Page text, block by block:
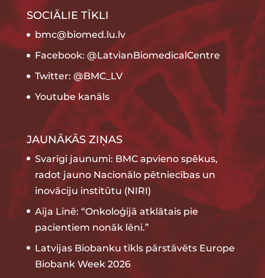
SOCIĀLIE TĪKLI
bmc@biomed.lu.lv
Facebook: @LatvianBiomedicalCentre
Twitter: @BMC_LV
Youtube kanāls
JAUNĀKĀS ZIŅAS
Svarīgi jaunumi: BMC apvieno spēkus,
radot jauno Nacionālo pētniecības un
inovāciju institūtu (NIRI)
Aija Linē: “Onkoloģijā atklātais pie
pacientiem nonāk lēni.”
Latvijas Biobanku tīkls pārstāvēts Europe
Biobank Week 2026